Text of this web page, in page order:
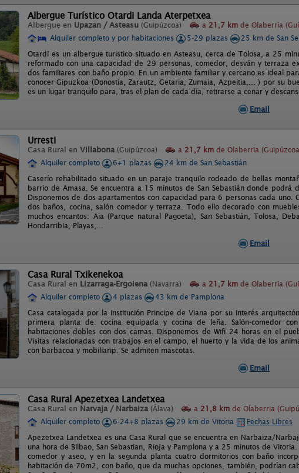
Albergue Turístico Otardi Landa Aterpetxea
Albergue en Upazan / Asteasu (Guipúzcoa) a 21,7 km de Olaberria
Alquiler completo y por habitaciones
5-29 plazas
25 km de San
Otardi es un albergue turistico situado en Asteasu, cerca de Tolosa, a 25
reformado con una capacidad de 29 personas, comedor, desván y terraza
dos familiares con baño propio. En un ambiente familiar y cercano es ideal
conocer Gipuzkoa (Donostia, Zarautz, Getaria, Zumaia, Azpeitia,... ) por su
es un lugar tranquilo para, tras el plan de cada día, retirarse a cenar y
Email
Urresti
Casa Rural en Villabona (Guipúzcoa) a 21,7 km de Olaberria
Alquiler completo
6+1 plazas
24 km de San Sebastián
Caserío rehabilitado situado en un paraje tranquilo rodeado de bellas
barrio de Amasa. Se encuentra a 15 minutos de San Sebastián donde podrá
Disponemos de dos apartamentos con capacidad para 6 personas cada uno.
dos baños, cocina, salón comedor y terraza. Todo ello decorado con
muchos encantos: Aia (Parque natural Pagoeta), San Sebastián, Tolosa,
Hondarribia, Playas,...
Email
Casa Rural Txikenekoa
Casa Rural en Lizarraga-Ergoiena (Navarra) a 21,7 km de Olaberria
Alquiler completo
4 plazas
43 km de Pamplona
Casa catalogada por la institución Principe de Viana por su interés
primera planta de: cocina equipada y cocina de leña. Salón-comedor
habitaciones dobles con dos camas. Disponemos de Wifi 24 horas en el
Visitas relacionadas con trabajos en el campo, el huerto y la vida de los
con barbacoa y mobiliarip. Se admiten mascotas.
Email
Casa Rural Apezetxea Landetxea
Casa Rural en Narvaja / Narbaiza (Álava) a 21,8 km de Olaberria
Alquiler completo
6-24+8 plazas 29 km de Vitoria
Fechas Libres
Apezetxea Landetxea es una Casa Rural que se encuentra en Narbaiza/
una hora de Bilbao, San Sebastian, Rioja y Pamplona y a 25 minutos de
comedor y aseo, y en la segunda planta cuatro dormitorios con baño
habitación de 70m2, con baño, que da muchas opciones, también, podrían